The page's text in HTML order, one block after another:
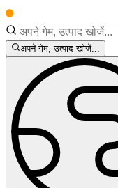
अपने गेम, उत्पाद खोजें...